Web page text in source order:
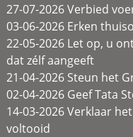
27-07-2026 Verbied
03-06-2026 Erken
22-05-2026 Let op, u
dat zélf aangeeft
21-04-2026 Steun het
02-04-2026 Geef Tata
14-03-2026 Verklaar
voltooid